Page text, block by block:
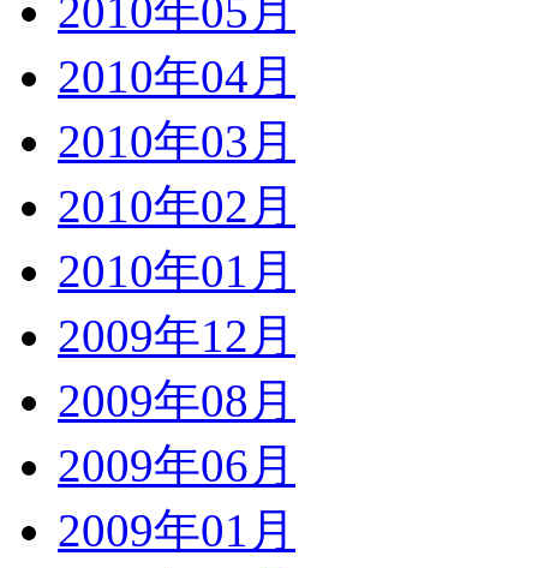
2010年05月
2010年04月
2010年03月
2010年02月
2010年01月
2009年12月
2009年08月
2009年06月
2009年01月